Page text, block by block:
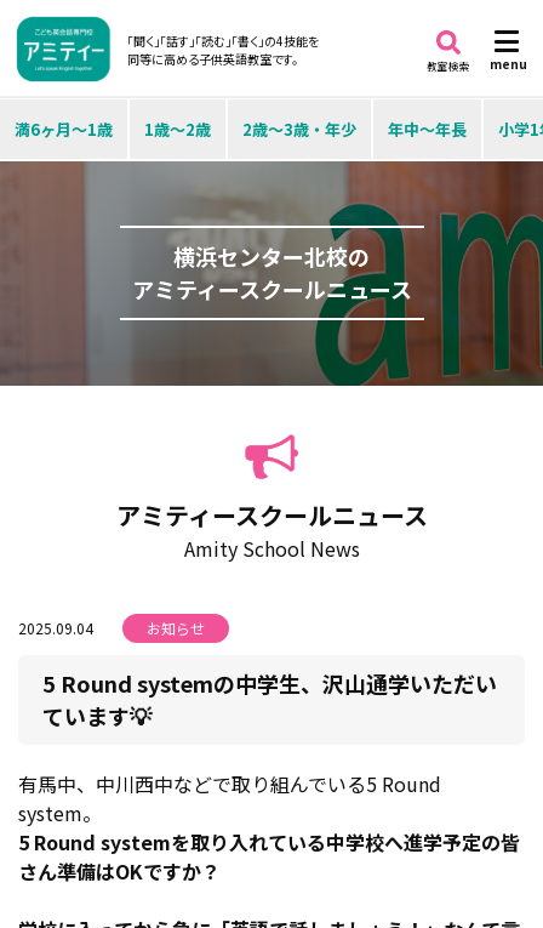
「聞く」「話す」「読む」「書く」の4技能を
同等に高める子供英語教室です。
menu
教室検索
満6ヶ月～1歳 1歳～2歳 2歳～3歳・年少 年中～年長 小学
横浜センター北校の
アミティースクールニュース
アミティースクールニュース
Amity School News
2025.09.04 お知らせ
5 Round systemの中学生、沢山通学いただい
ています💡
有馬中、中川西中などで取り組んでいる5 Round
system。
5 Round systemを取り入れている中学校へ進学予定の皆
さん準備はOKですか？